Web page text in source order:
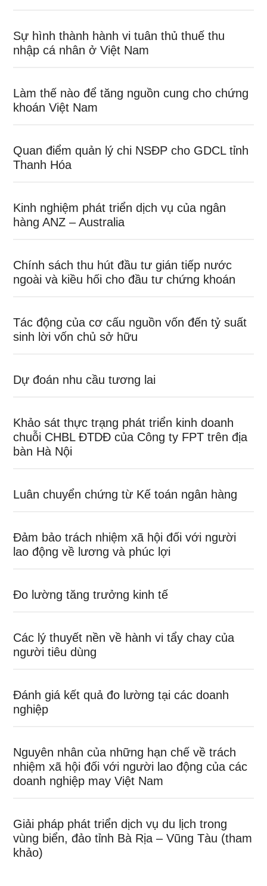
Sự hình thành hành vi tuân thủ thuế thu
nhập cá nhân ở Việt Nam
Làm thế nào để tăng nguồn cung cho chứng
khoán Việt Nam
Quan điểm quản lý chi NSĐP cho GDCL tỉnh
Thanh Hóa
Kinh nghiệm phát triển dịch vụ của ngân
hàng ANZ – Australia
Chính sách thu hút đầu tư gián tiếp nước
ngoài và kiều hối cho đầu tư chứng khoán
Tác động của cơ cấu nguồn vốn đến tỷ suất
sinh lời vốn chủ sở hữu
Dự đoán nhu cầu tương lai
Khảo sát thực trạng phát triển kinh doanh
chuỗi CHBL ĐTDĐ của Công ty FPT trên địa
bàn Hà Nội
Luân chuyển chứng từ Kế toán ngân hàng
Đảm bảo trách nhiệm xã hội đối với người
lao động về lương và phúc lợi
Đo lường tăng trưởng kinh tế
Các lý thuyết nền về hành vi tẩy chay của
người tiêu dùng
Đánh giá kết quả đo lường tại các doanh
nghiệp
Nguyên nhân của những hạn chế về trách
nhiệm xã hội đối với người lao động của các
doanh nghiệp may Việt Nam
Giải pháp phát triển dịch vụ du lịch trong
vùng biển, đảo tỉnh Bà Rịa – Vũng Tàu (tham
khảo)